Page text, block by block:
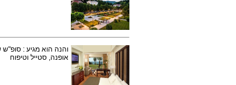
והנה הוא מגיע : סופ"ש
אופנה, סטייל וטיפוח